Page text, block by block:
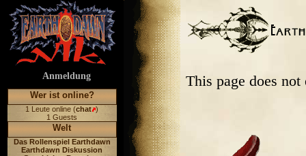
Anmeldung
Wer ist online?
1 Leute online (chat )
1 Guests
Welt
Das Rollenspiel Earthdawn
Earthdawn Diskussion
This page does